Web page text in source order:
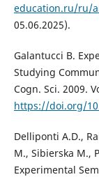
education.ru/ru/
05.06.2025).
Galantucci B.
Studying
Cogn. Sci. 2009.
https://doi.org/
Delliponti A.D.,
M., Sibierska M.,
Experimental